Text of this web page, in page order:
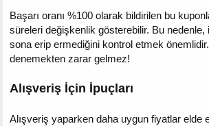
Başarı oranı %100 olarak bildirilen bu
süreleri değişkenlik gösterebilir. Bu
sona erip ermediğini kontrol etmek
denemekten zarar gelmez!
Alışveriş İçin İpuçları
Alışveriş yaparken daha uygun fiyatlar elde